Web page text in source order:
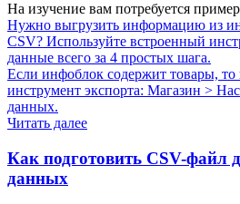
На изучение вам потребуется
Нужно выгрузить информацию из
CSV? Используйте встроенный
данные всего за 4 простых шага.
Если инфоблок содержит товары, то
инструмент экспорта: Магазин >
данных.
Читать далее
Как подготовить CSV-файл
данных